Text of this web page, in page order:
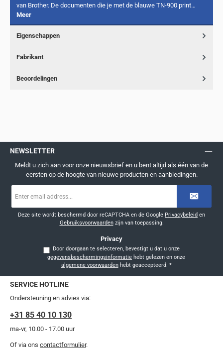
van Brother. De documenten die je met de blauwe TN-900 print…
Meer
Eigenschappen
Fabrikant
Beoordelingen
NEWSLETTER
Meldt u zich aan voor onze nieuwsbrief en u bent altijd als één van de
eersten op de hoogte van nieuwe producten en aanbiedingen.
mailadres
Deze site wordt beschermd door reCAPTCHA en de Google Privacybeleid en
Gebruiksvoorwaardenzijn van toepassing.
Privacy
Door doorgaan te selecteren, bevestigt u dat u onze
gegevensbeschermingsinformatie
algemene voorwaardenhebt geaccepteerd. *
SERVICE HOTLINE
Ondersteuning en advies via:
+31 85 40 10 130
ma-vr, 10.00 - 17.00 uur
Of via ons contactformulier.